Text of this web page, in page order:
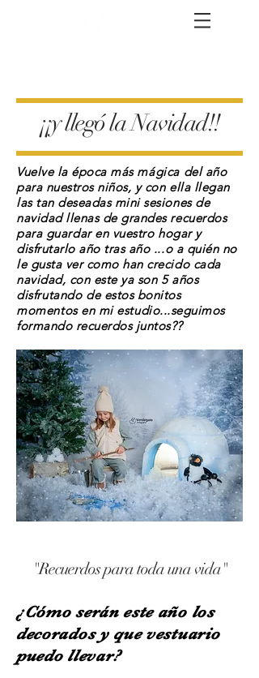
¡¡y llegó la Navidad!!
Vuelve la época más mágica del año
para nuestros niños, y con ella llegan
las tan deseadas mini sesiones de
navidad llenas de grandes recuerdos
para guardaren vuestro hogar y
disfrutarlo año tras año ...o a quién no
le gusta ver como han crecido cada
navidad, con este ya son 5 años
disfrutandode estos bonitos
momentosen mi estudio...seguimos
formando recuerdos juntos??
"Recuerdos para toda una vida"
¿Cómo serán este año los
decorados y que vestuario
puedo llevar?